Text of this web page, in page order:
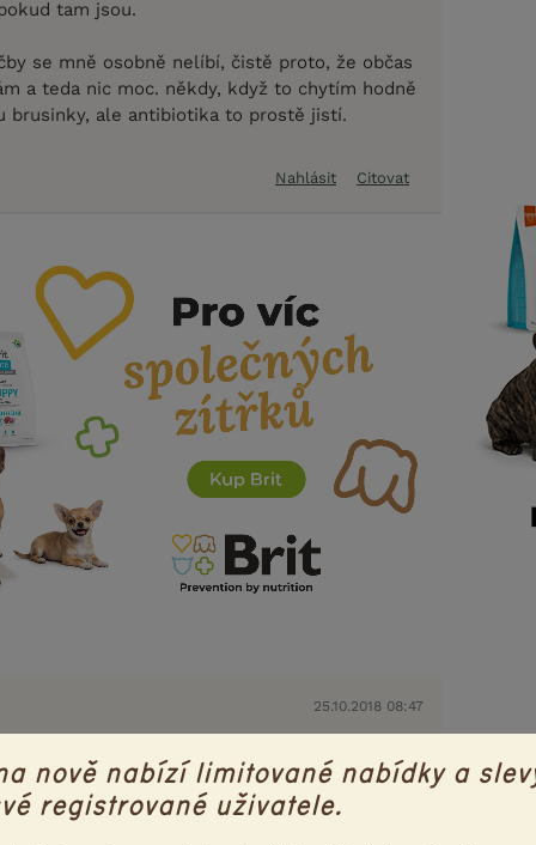
tam jsou.
se mně osobně nelíbí, čistě proto, že občas
a teda nic moc. někdy, když to chytím hodně
brusinky, ale antibiotika to prostě jistí.
Nahlásit Citovat
25.10.2018 08:47
a uvidime pry jak budem postupovat
neco pridala ale vazne nevim co, jeste
:/
nově nabízí limitované nabídky a
registrované uživatele.